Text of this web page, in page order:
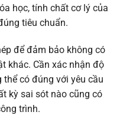
học, tính chất cơ lý của
tiêu chuẩn.
để đảm bảo không có
khác. Cần xác nhận độ
có đúng với yêu cầu
kỳ sai sót nào cũng có
trình.